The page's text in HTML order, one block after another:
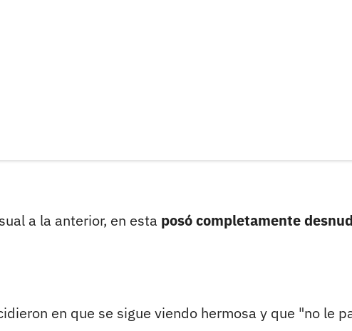
a la anterior, en esta posó completamente
en que se sigue viendo hermosa y que "no le